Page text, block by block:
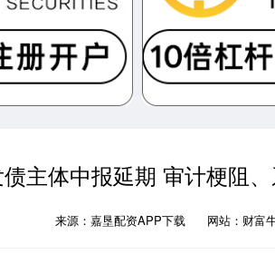
主体中报延期 审计梗阻
来源：嘉垦配资APP下载 网站：财富